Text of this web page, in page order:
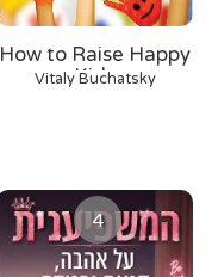
How to Raise Happy
Kids
Vitaly Buchatsky
4